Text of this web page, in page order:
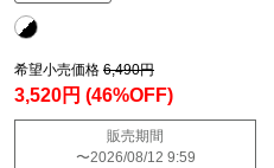
希望小売価格 6,490円
3,520円 (46%OFF)
販売期間
〜2026/08/12 9:59